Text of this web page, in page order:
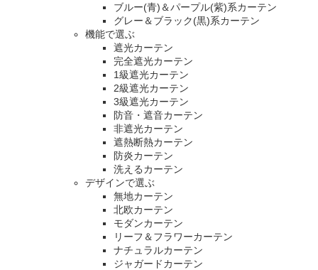
ブルー(青)＆パープル(紫)系カーテン
グレー＆ブラック(黒)系カーテン
機能で選ぶ
遮光カーテン
完全遮光カーテン
1級遮光カーテン
2級遮光カーテン
3級遮光カーテン
防音・遮音カーテン
非遮光カーテン
遮熱断熱カーテン
防炎カーテン
洗えるカーテン
デザインで選ぶ
無地カーテン
北欧カーテン
モダンカーテン
リーフ＆フラワーカーテン
ナチュラルカーテン
ジャガードカーテン